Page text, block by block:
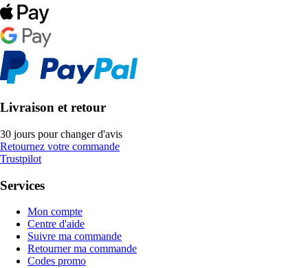
Livraison et retour
30 jours pour changer d'avis
Retournez votre commande
Trustpilot
Services
Mon compte
Centre d'aide
Suivre ma commande
Retourner ma commande
Codes promo